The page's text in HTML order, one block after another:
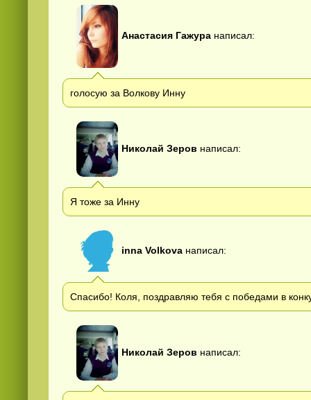
Анастасия Гажура написал:
голосую за Волкову Инну
Николай Зеров написал:
Я тоже за Инну
inna Volkova написал:
Спасибо! Коля, поздравляю тебя с победами в
Николай Зеров написал: